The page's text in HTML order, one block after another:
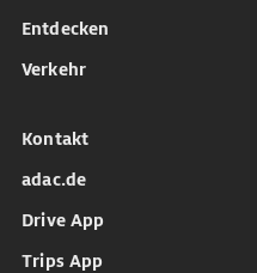
Entdecken
Verkehr
Kontakt
adac.de
Drive App
Trips App